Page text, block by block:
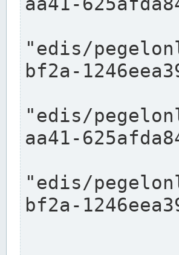
"edis/
bf2a-
"edis/
aa41-
"edis/
bf2a-